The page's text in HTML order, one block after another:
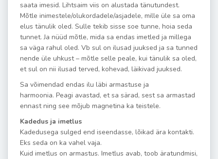
saata imesid. Lihtsaim viis on alustada tänutundest.
Mõtle inimestele/olukordadele/asjadele, mille üle sa oma
elus tänulik oled. Sulle tekib sisse soe tunne, hoia seda
tunnet. Ja nüüd mõtle, mida sa endas imetled ja millega
sa väga rahul oled. Vb sul on ilusad juuksed ja sa tunned
nende üle uhkust – mõtle selle peale, kui tänulik sa oled,
et sul on nii ilusad terved, kohevad, läikivad juuksed.
Sa võimendad endas ilu läbi armastuse ja
harmoonia. Peagi avastad, et sa särad, sest sa armastad
ennast ning see mõjub magnetina ka teistele.
Kadedus ja imetlus
Kadedusega sulged end iseendasse, lõikad ära kontakti.
Eks seda on ka vahel vaja.
Kuid imetlus on armastus. Imetlus avab, toob äratundmisi,